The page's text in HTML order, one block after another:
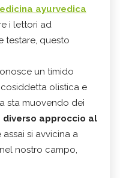
ayurvedica
i lettori ad
testare, questo
un timido
olistica e
sta muovendo dei
diverso approccio al
assai si avvicina a
nostro campo,